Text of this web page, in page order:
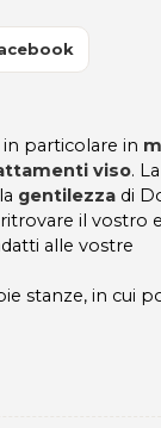
in particolare in
viso.
gentilezza di
il vostro
alle vostre
stanze, in cui